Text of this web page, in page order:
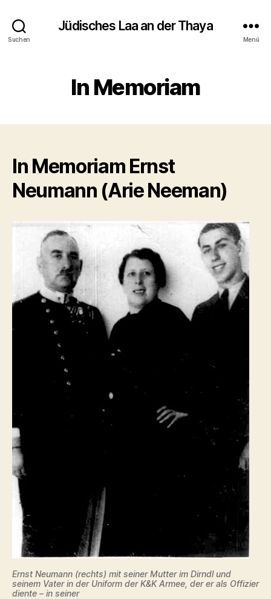
Suchen
Jüdisches Laa an der Thaya
Menü
In Memoriam
In Memoriam Ernst
Neumann (Arie Neeman)
Ernst Neumann (rechts) mit seiner Mutter im Dirndl und
seinem Vater in der Uniform der K&K Armee, der er als Offizier
diente – in seiner